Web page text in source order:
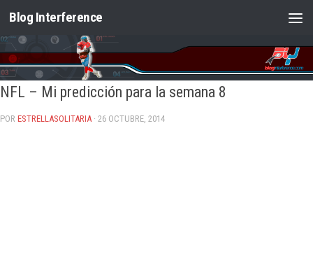
Saltar al contenido
Blog Interference
NFL – Mi predicción para la semana 8
POR ESTRELLASOLITARIA · 26 OCTUBRE, 2014